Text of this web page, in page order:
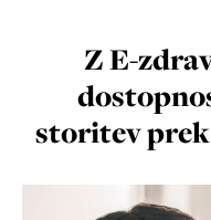
Z E-
storitev prek